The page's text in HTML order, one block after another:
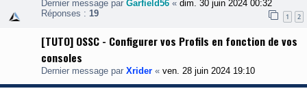
Dernier message par Garfield56 « dim. 30 juin 2024 00:32
Réponses : 19 1 2
[TUTO] OSSC - Configurer vos Profils en fonction de vos
consoles
Dernier message par Xrider « ven. 28 juin 2024 19:10